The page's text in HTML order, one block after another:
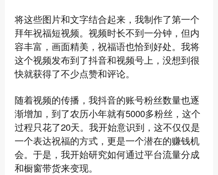
将这些图片和文字结合起来，我制作了第一个
拜年祝福短视频。视频时长不到一分钟，但内
容丰富，画面精美，祝福语也恰到好处。我将
这个视频发布到了抖音和视频号上，没想到很
快就获得了不少点赞和评论。
随着视频的传播，我抖音的账号粉丝数量也逐
渐增加，到了农历小年就有5000多粉丝，这个
过程只花了20天。我开始意识到，这不仅仅是
一个表达祝福的方式，更是一个潜在的赚钱机
会。于是，我开始研究如何通过平台流量分成
和橱窗带货来变现。